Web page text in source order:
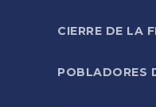
CIERRE DE LA
POBLADORES